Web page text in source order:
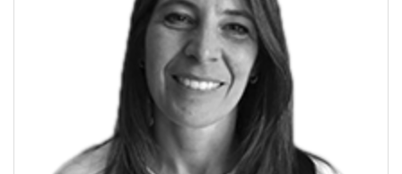
Estudios Olímpicos, Suiza. Atleta de alto rendimiento en
Esgrima, Campeona Nacional, Sudamericana y
Panamericana, con un quinto puesto en el Campeonato
Pre-Olímpico (2004), y premiada con la distinción “Mujer
y Deporte” por el Comité Olímpico Argentino.
[/ubp_show_more]